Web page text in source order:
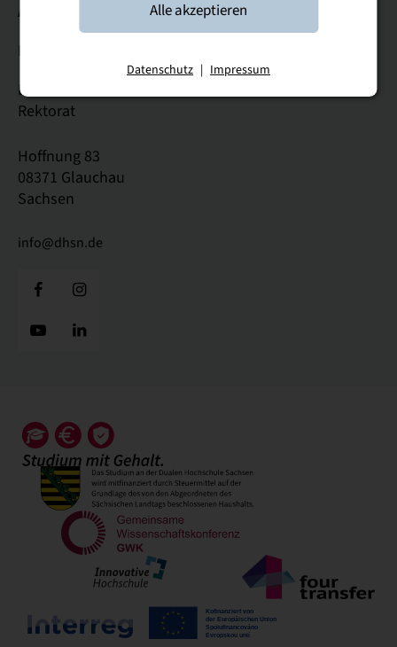
Allgemein
Kontakt
Duale Hochschule Sachsen
Rektorat
Hoffnung 83
08371 Glauchau
Sachsen
info@dhsn.de
Alle akzeptieren
Datenschutz | Impressum